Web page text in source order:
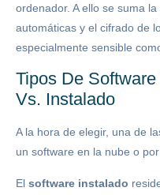
ordenador. A ello se suma
automáticas y el cifrado de
especialmente sensible
Tipos De
Vs. Instalado
A la hora de elegir, una de
un software en la nube o
El software instalado